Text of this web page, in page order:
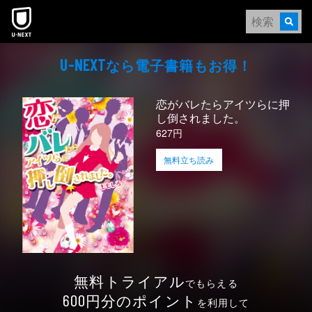
本文へスキップ
U-NEXTなら電⼦書籍もお得！
恋がバレたらアイツらに押
し倒されました。
627円
無料立ち読み
無料トライアルでもらえる
600円分のポイント を利用して